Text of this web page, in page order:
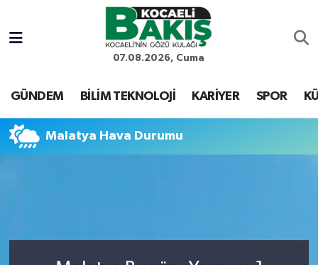
07.08.2026, Cuma
GÜNDEM BİLİM TEKNOLOJİ KARİYER SPOR
Malatya Hava Durumu
Kocaeli Nöbetçi Eczaneler
Kocaeli Hava Durumu